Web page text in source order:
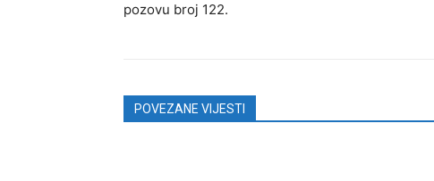
pozovu broj 122.
POVEZANE VIJESTI